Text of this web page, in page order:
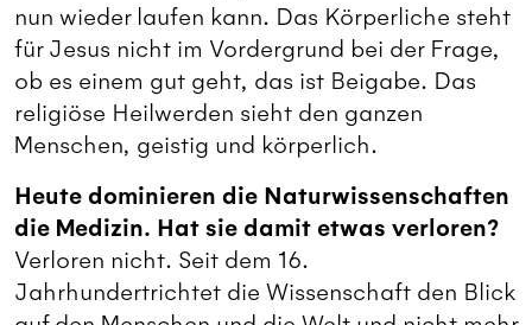
nun wieder laufen kann. Das Körperliche steht
für Jesus nicht im Vordergrund bei der Frage,
ob es einem gut geht, das ist Beigabe. Das
religiöse Heilwerden sieht den ganzen
Menschen, geistig und körperlich.
Heute dominieren die Naturwissenschaften
die Medizin. Hat sie damit etwas verloren?
Verloren nicht. Seit dem 16.
Jahrhundertrichtet die Wissenschaft den Blick